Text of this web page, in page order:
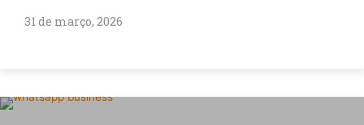
31 de março, 2026